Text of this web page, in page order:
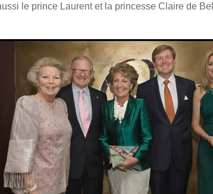
le prince Laurent et la princesse Claire de